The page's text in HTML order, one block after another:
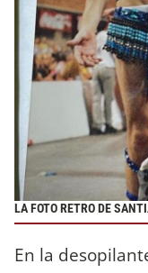
LA FOTO RETRO DE
En la